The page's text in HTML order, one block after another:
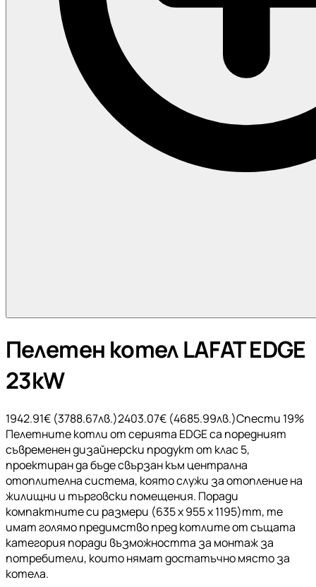
Пелетен котел LAFAT EDGE
23kW
1942.91€ (3788.67лв.)2403.07€ (4685.99лв.)Спести 19%
Пелетните котли от серията EDGE са поредният
съвременен дизайнерски продукт от клас 5,
проектиран да бъде свързан към централна
отоплителна система, която служи за отопление на
жилищни и търговски помещения. Поради
компактните си размери (635 x 955 x 1195)mm, те
имат голямо предимство пред котлите от същата
категория поради възможността за монтаж за
потребители, които нямат достатъчно място за
котела.